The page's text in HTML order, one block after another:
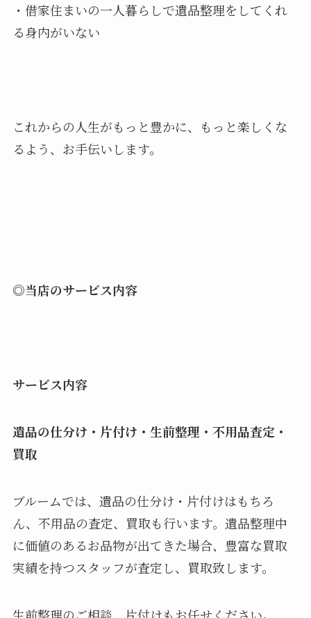
・借家住まいの一人暮らしで遺品整理をしてくれ
る身内がいない
これからの人生がもっと豊かに、もっと楽しくな
るよう、お手伝いします。
◎当店のサービス内容
サービス内容
遺品の仕分け・片付け・生前整理・不用品査定・
買取
ブルームでは、遺品の仕分け・片付けはもちろ
ん、不用品の査定、買取も行います。遺品整理中
に価値のあるお品物が出てきた場合、豊富な買取
実績を持つスタッフが査定し、買取致します。
生前整理のご相談、片付けもお任せください。